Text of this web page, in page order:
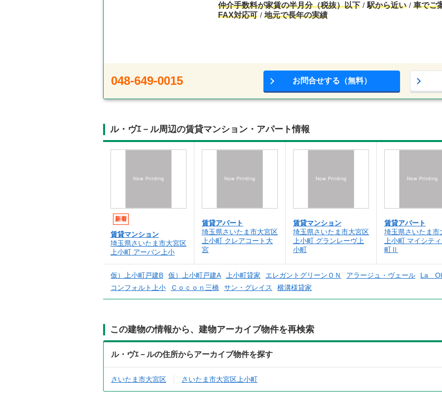
仲介手数料が家賃の半月分（税抜）以下
駅から近い
車でご
FAX対応可
地元で長年の実績
048-649-0015 お問合せする（無料）
ル・ヴｴ－ル周辺の賃貸マンション・アパート情報
新着
賃貸マンション
埼玉県さいたま市大宮区
上小町 アーバン上小
賃貸アパート
埼玉県さいたま市大宮区
上小町 クレアコート大
宮
賃貸マンション
埼玉県さいたま市大宮区
上小町 グランレーヴ上
小町
賃貸アパート
埼玉県さいたま市
上小町 マイシテ
町Ⅱ
仮）上小町戸建B 仮）上小町戸建A 上小町貸家 エレガントグリーンＯＮ アラージュ・ヴェール
La
コンフォルト上小
Ｃｏｃｏｎ三橋 サン・グレイス 横溝様貸家
この建物の情報から、建物アーカイブ物件を再検索
ル・ヴｴ－ルの住所からアーカイブ物件を探す
さいたま市大宮区 さいたま市大宮区上小町